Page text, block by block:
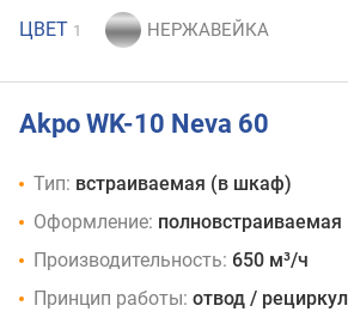
ЦВЕТ 1
Akpo WK-10 Neva 60
Тип: встраиваемая (в шкаф)
Оформление: полновстраиваемая
Производительность: 650 м³/ч
Принцип работы: отвод /